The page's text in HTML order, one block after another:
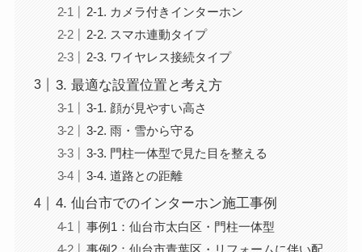
2-1. カメラ付きインターホン
2-2. スマホ連動タイプ
2-3. ワイヤレス接続タイプ
3. 最適な設置位置と考え方
3-1. 顔が見やすい高さ
3-2. 雨・雪から守る
3-3. 門柱一体型で見た目を整える
3-4. 道路との距離
4. 仙台市でのインターホン施工事例
事例1：仙台市太白区・門柱一体型
事例2：仙台市青葉区・リフォームに伴い配